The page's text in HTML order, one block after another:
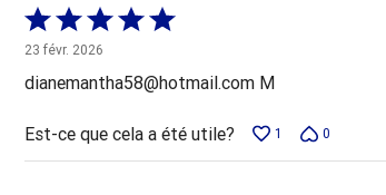
Coté
5 sur
5
23 févr. 2026
dianemantha58@hotmail.com M
Est-ce que cela a été utile? 1 0